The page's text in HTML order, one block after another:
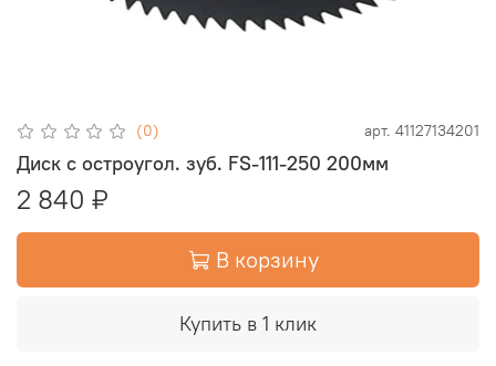
(0) арт. 41127134201
Диск с остроугол. зуб. FS-111-250 200мм
2 840 ₽
В корзину
Купить в 1 клик